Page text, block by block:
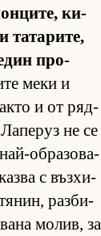
ки­
та­та­ри­те,
про­
меки и
и от ряд­
не се
об­ра­зо­ва­
с въз­хи­
раз­би­
мо­лив, за